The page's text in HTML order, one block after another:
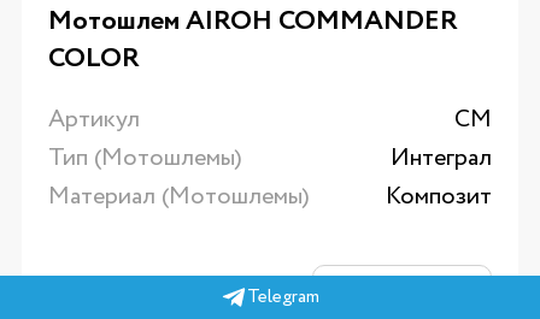
Мотошлем AIROH COMMANDER
COLOR
Артикул
CM
Тип (Мотошлемы)
Интеграл
Материал (Мотошлемы)
Композит
Telegram